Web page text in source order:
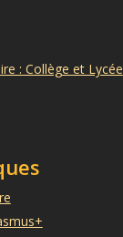
: Collège et Lycée